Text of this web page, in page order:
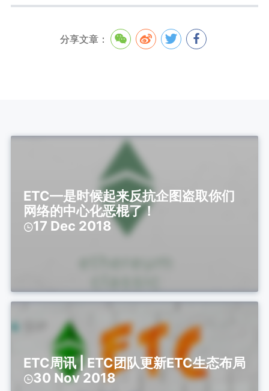
分享文章：
ETC—是时候起来反抗企图盗取你们
网络的中心化恶棍了！
17 Dec 2018
ETC周讯 | ETC团队更新ETC生态布局
30 Nov 2018